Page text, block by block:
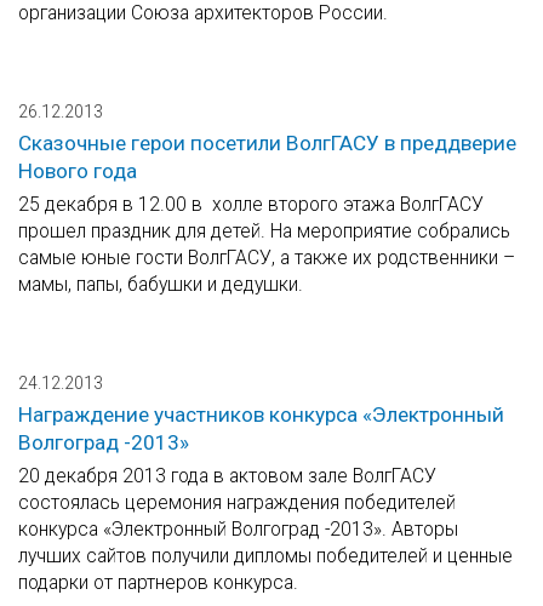
организации Союза архитекторов России.
26.12.2013
Сказочные герои посетили ВолгГАСУ в преддверие
Нового года
25 декабря в 12.00 в холле второго этажа ВолгГАСУ
прошел праздник для детей. На мероприятие собрались
самые юные гости ВолгГАСУ, а также их родственники –
мамы, папы, бабушки и дедушки.
24.12.2013
Награждение участников конкурса «Электронный
Волгоград -2013»
20 декабря 2013 года в актовом зале ВолгГАСУ
состоялась церемония награждения победителей
конкурса «Электронный Волгоград -2013». Авторы
лучших сайтов получили дипломы победителей и ценные
подарки от партнеров конкурса.